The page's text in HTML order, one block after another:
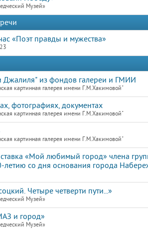
Музей»
«Поэт правды и мужества»
Джалиля" из фондов галереи и ГМИИ
картинная галерея имени Г.М.Хакимовой"
фотографиях, документах
картинная галерея имени Г.М.Хакимовой"
картинная галерея имени Г.М.Хакимовой"
«Мой любимый город» члена
летию со дня основания города
Четыре четверти пути...»
Музей»
и город»
Музей»